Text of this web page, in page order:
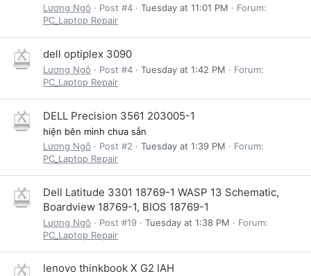
Lương Ngô
Post #4 Tuesday at 11:01 PM
Forum:
PC_Laptop Repair
dell optiplex 3090
Lương Ngô Post #4 Tuesday at 1:42 PM
Forum:
PC_Laptop Repair
DELL Precision 3561 203005-1
hiện bên mình chưa sẳn
Lương Ngô
Post #2 Tuesday at 1:39 PM
Forum:
PC_Laptop Repair
Dell Latitude 3301 18769-1 WASP 13 Schematic,
Boardview 18769-1, BIOS 18769-1
Lương Ngô Post #19 Tuesday at 1:38 PM
Forum:
PC_Laptop Repair
lenovo thinkbook X G2 IAH